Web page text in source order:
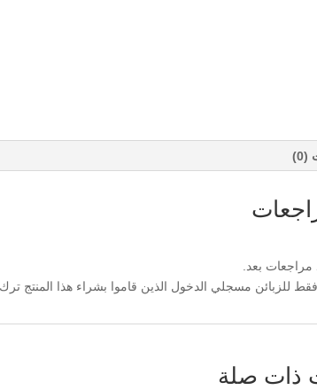
مراجعات بعد.
للزبائن مسجلي الدخول الذين قاموا بشراء هذا المنتج
ذات صلة